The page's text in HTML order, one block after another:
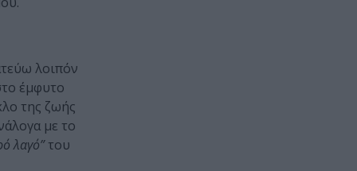
λοιπόν
έμφυτο
της ζωής
με το
λαγό”του